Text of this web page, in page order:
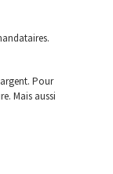
Pour
Mais aussi